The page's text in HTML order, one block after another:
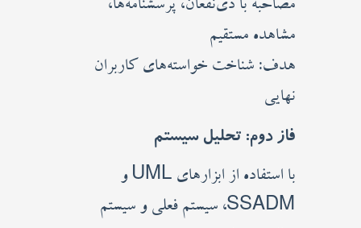
مصاحبه با ذی‌نفعان، پرسشنامه‌ها،
مشاهده مستقیم
هدف: شناخت خواسته‌های کاربران
نهایی
فاز دوم: تحلیل سیستم
با استفاده از ابزارهای UML و
SSADM، سیستم فعلی و سیستم